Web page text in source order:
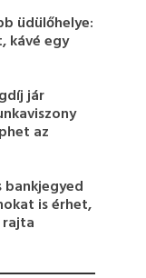
üdülőhelye:
kávé egy
jár
az
is érhet,